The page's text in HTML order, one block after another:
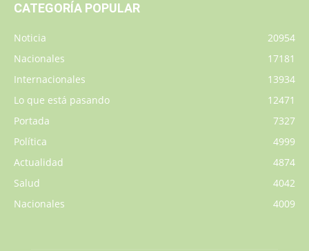
CATEGORÍA POPULAR
Noticia
20954
Nacionales
17181
Internacionales
13934
Lo que está pasando
12471
Portada
7327
Política
4999
Actualidad
4874
Salud
4042
Nacionales
4009